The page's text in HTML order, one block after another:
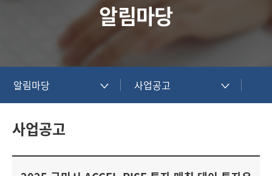
알림마당
알림마당 사업공고
사업공고